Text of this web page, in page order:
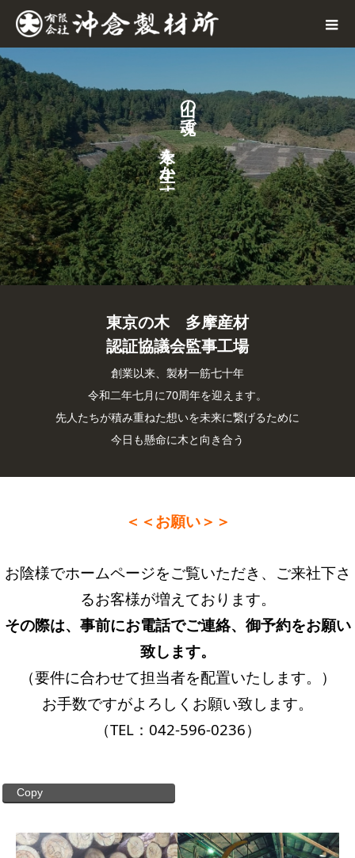
の
で
、
を
か
す
東京の木 多摩産材
認証協議会監事工場
創業以来、製材一筋七十年
令和二年七月に70周年を迎えます。
先人たちが積み重ねた想いを未来に繋げるために
今日も懸命に木と向き合う
＜＜お願い＞＞
お陰様でホームページをご覧いただき、ご来社下さ
るお客様が増えております。
その際は、事前にお電話でご連絡、御予約をお願い
致します。
（要件に合わせて担当者を配置いたします。）
お手数ですがよろしくお願い致します。
（TEL：042-596-0236）
Copy